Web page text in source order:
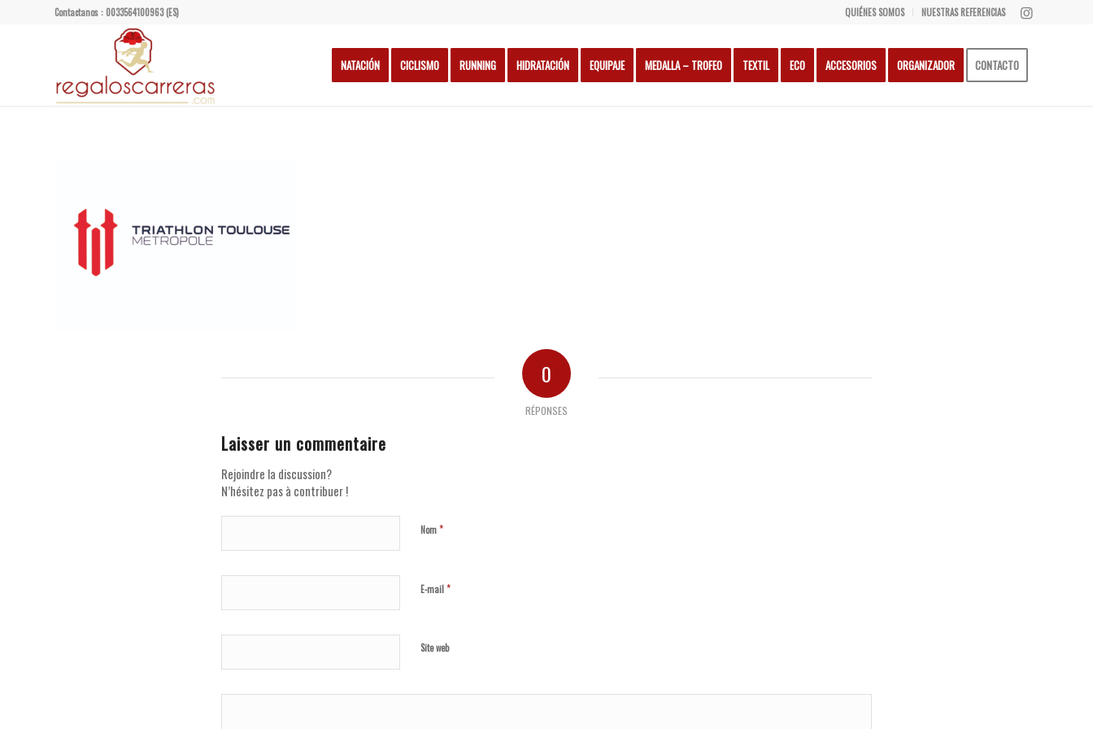
QUIÉNES SOMOS NUESTRAS REFERENCIAS
Contactanos : 0033564100963 (ES)
NATACIÓN CICLISMO RUNNING HIDRATACIÓN EQUIPAJE MEDALLA – TROFEO TEXTIL ECO ACCESORIOS ORGANIZADOR CONTACTO
0
RÉPONSES
Laisser un commentaire
Rejoindre la discussion?
N’hésitez pas à contribuer !
Nom*
E-mail*
Site web